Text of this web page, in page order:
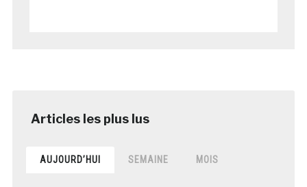
AUJOURD’HUI SEMAINE MOIS